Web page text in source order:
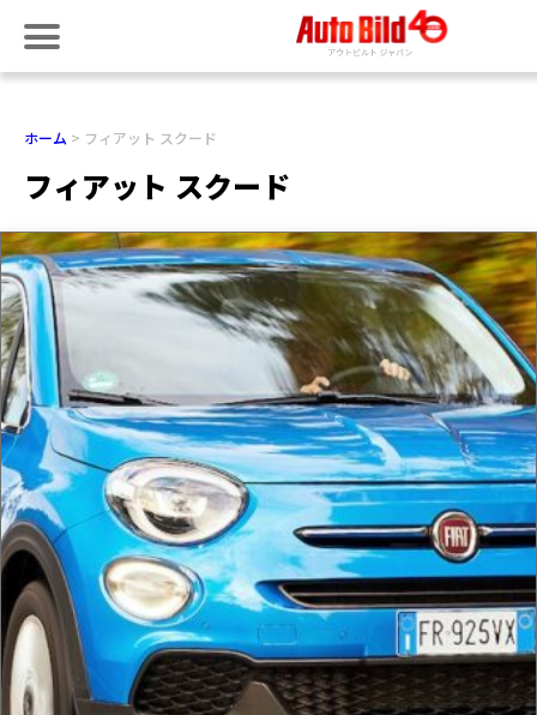
ホーム フィアット スクード
フィアット スクード